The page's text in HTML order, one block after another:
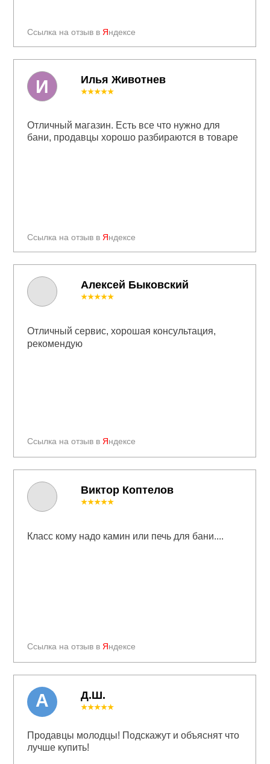
Ссылка на отзыв в Яндексе
Илья Животнев
Ссылка на отзыв в Яндексе
★★★★★
Отличный магазин. Есть все что нужно для
бани, продавцы хорошо разбираются в товаре
И
Алексей Быковский
Ссылка на отзыв в Яндексе
★★★★★
Отличный сервис, хорошая консультация,
рекомендую
Ссылка на отзыв в Яндексе
★★★★★
Класс кому надо камин или печь для бани....
Д.Ш.
★★★★★
Продавцы молодцы! Подскажут и объяснят что
лучше купить!
А
Виктор Коптелов